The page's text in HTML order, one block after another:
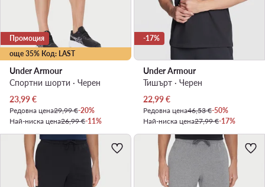
още 35% Код: LAST
Промоция
Under Armour
Спортни шорти · Черен
Актуална цена
23,99€
Редовна цена29,99 €-20%
Най-ниска цена26,99 €-11%
-17%
Under Armour
Тишърт · Черен
Актуална цена
22,99€
Редовна цена46,53 €-50%
Най-ниска цена27,99 €-17%